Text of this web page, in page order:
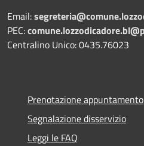
Email:
PEC:
Centralino Unico: 0435.76023
Prenotazione appuntamento
Segnalazione disservizio
Leggi le FAQ